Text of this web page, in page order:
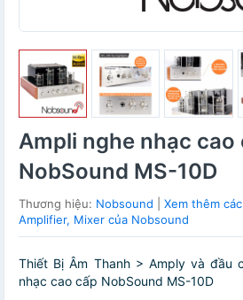
Ampli nghe nhạc cao
NobSound MS-10D
Thương hiệu: Nobsound
Xem thêm
Amplifier, Mixer của Nobsound
Thiết Bị Âm Thanh > Amply và đầu
nhạc cao cấp NobSound MS-10D